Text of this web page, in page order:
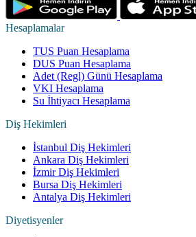
Hesaplamalar
TUS Puan Hesaplama
DUS Puan Hesaplama
Adet (Regl) Günü Hesaplama
VKI Hesaplama
Su İhtiyacı Hesaplama
Diş Hekimleri
İstanbul Diş Hekimleri
Ankara Diş Hekimleri
İzmir Diş Hekimleri
Bursa Diş Hekimleri
Antalya Diş Hekimleri
Diyetisyenler